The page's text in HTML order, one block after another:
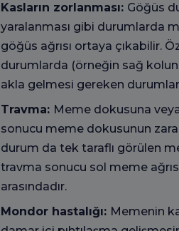
Kasların zorlanması: Göğüs
yaralanması gibi durumlarda
göğüs ağrısı ortaya çıkabilir.
durumlarda (örneğin sağ kolun
akla gelmesi gereken
Travma: Meme dokusuna
sonucu meme dokusunun
durum da tek taraflı görülen
travma sonucu sol meme
arasındadır.
Mondor hastalığı: Memenin